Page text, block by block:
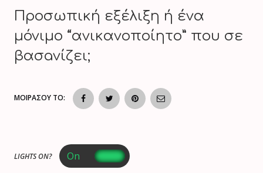
Προσωπική εξέλιξη ή ένα
μόνιμο “ανικανοποίητο” που σε
βασaνίζει;
ΜΟΙΡΑΣΟΥ ΤΟ:
LIGHTS ON?